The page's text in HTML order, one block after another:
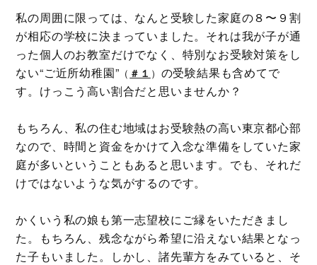
私の周囲に限っては、なんと受験した家庭の８〜９割
が相応の学校に決まっていました。それは我が子が通
った個人のお教室だけでなく、特別なお受験対策をし
ない“ご近所幼稚園” （ ＃１ ） の受験結果も含めてで
す。けっこう高い割合だと思いませんか？
もちろん、私の住む地域はお受験熱の高い東京都心部
なので、時間と資金をかけて入念な準備をしていた家
庭が多いということもあると思います。でも、それだ
けではないような気がするのです。
かくいう私の娘も第一志望校にご縁をいただきまし
た。もちろん、残念ながら希望に沿えない結果となっ
た子もいました。しかし、諸先輩方をみていると、そ